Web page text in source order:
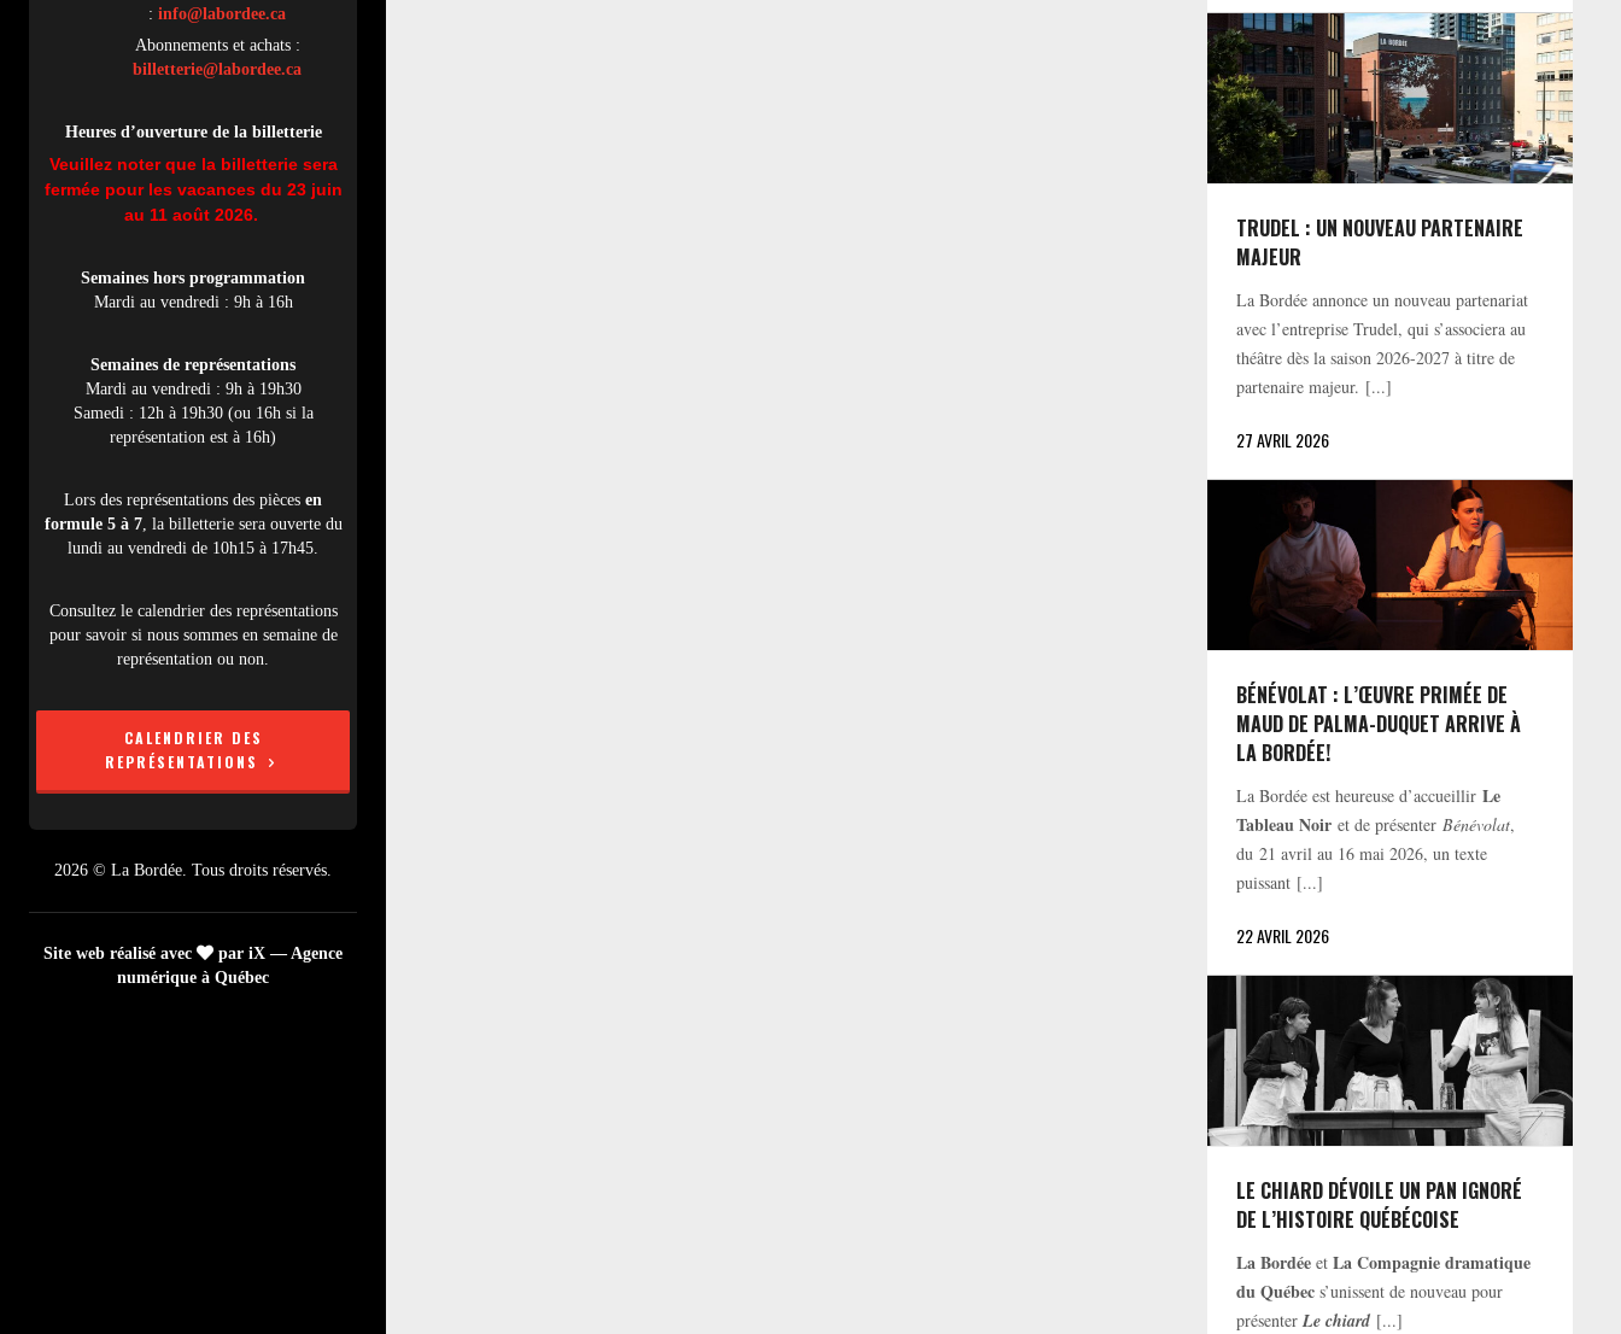
: info@labordee.ca
Abonnements et achats :
billetterie@labordee.ca
Heures d’ouverture de la billetterie
Veuillez noter que la billetterie sera
fermée pour les vacances du 23 juin
au 11 août 2026.
Semaines hors programmation
Mardi au vendredi : 9h à 16h
Semaines de représentations
Mardi au vendredi : 9h à 19h30
Samedi : 12h à 19h30 (ou 16h si la
représentation est à 16h)
Lors des représentations des pièces en
formule 5 à 7, la billetterie sera ouverte du
lundi au vendredi de 10h15 à 17h45.
Consultez le calendrier des représentations
pour savoir si nous sommes en semaine de
représentation ou non.
CALENDRIER DES
REPRÉSENTATIONS
2026 © La Bordée. Tous droits réservés.
Site web réalisé avec
par iX — Agence
numérique à Québec
TRUDEL : UN NOUVEAU PARTENAIRE
MAJEUR
La Bordée annonce un nouveau partenariat
avec l’entreprise Trudel, qui s’associera au
théâtre dès la saison 2026-2027 à titre de
partenaire majeur. [...]
27 AVRIL 2026
BÉNÉVOLAT : L’ŒUVRE PRIMÉE DE
MAUD DE PALMA-DUQUET ARRIVE À
LA BORDÉE!
La Bordée est heureuse d’accueillirLe
Tableau Noir et de présenterBénévolat,
du 21 avril au 16 mai 2026, un texte
puissant [...]
22 AVRIL 2026
LE CHIARD DÉVOILE UN PAN IGNORÉ
DE L’HISTOIRE QUÉBÉCOISE
La Bordée etLa Compagnie dramatique
du Québec s’unissent de nouveau pour
présenterLe chiard [...]